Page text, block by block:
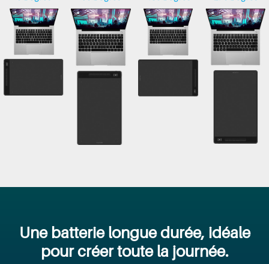
Une batterie longue durée, idéale
pour créer toute la journée.